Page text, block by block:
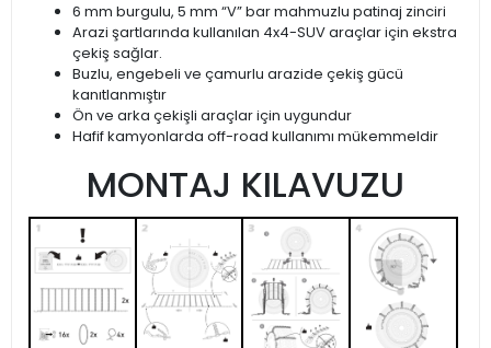
6 mm burgulu, 5 mm “V” bar mahmuzlu patinaj zinciri
Arazi şartlarında kullanılan 4x4-SUV araçlar için ekstra
çekiş sağlar.
Buzlu, engebeli ve çamurlu arazide çekiş gücü
kanıtlanmıştır
Ön ve arka çekişli araçlar için uygundur
Hafif kamyonlarda off-road kullanımı mükemmeldir
MONTAJ KILAVUZU